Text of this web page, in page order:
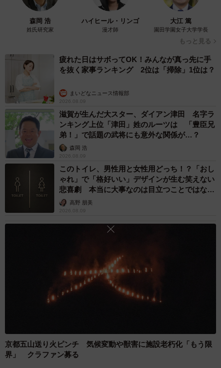
店主とうっかり屋さんだけど良識あるお客さんで良かっ
た」「みんなハッピーエンドで最高」「食い逃げと決めつ
けずに呼びかけたのが良かったですよね」などのコメント
が。
また、「飲食店ですがたまにあります」「支払いを忘れた
ことがあります。夜思い出し、閉店2分前に急いで電話し
た」「PayPay残高が減ってないことに気づいて、1時間後
急いで戻り事情を説明して無事支払いました」「誰にでも
あり得ることなので気を付けなきゃいけない」と経験を語
る声もありました。
キムさんによると、支払いにはグループ全員で来店。「本
当に申し訳ない、と全員で足を運んでくださり、誠意を感
じました。お支払いいただけたので、こちらから詳細を聞
くことはありません。SNSを見て気づいたのかどうかなど
今回は投稿が思わぬ反響を呼びましたが、「飲食店とし
て、これまでもこれからも、やるべきことをあたりまえの
対応をしていくだけ。お客様に喜んでいただくために、常
に精進していきます」。
森岡 浩
姓氏研究家
ハイヒール・リンゴ
漫才師
大江 篤
園田学園女子大学学長
もっと見る
疲れた日はサボってOK！みんなが真っ先に手
を抜く家事ランキング 2位は「掃除」1位は？
まいどなニュース情報部
2026.08.09
滋賀が生んだ大スター、ダイアン津田 名字ラ
ンキング上位「津田」姓のルーツは 「豊臣兄
弟！」で話題の武将にも意外な関係が…？
森岡 浩
2026.08.09
このトイレ、男性用と女性用どっち！？「おし
ゃれ」で「格好いい」デザインが生む笑えない
悲喜劇 本当に大事なのは目立つことではな
く…高野 朋美
2026.08.09
京都五山送り火ピンチ 気候変動や獣害に施設老朽化「もう限
界」 クラファン募る